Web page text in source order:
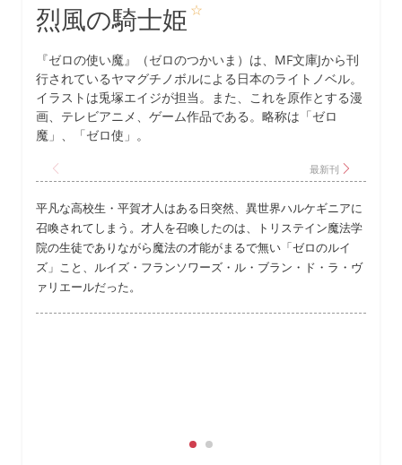
烈風の騎士姫 ☆
『ゼロの使い魔』（ゼロのつかいま）は、MF文庫Jから刊
行されているヤマグチノボルによる日本のライトノベル。
イラストは兎塚エイジが担当。また、これを原作とする漫
画、テレビアニメ、ゲーム作品である。略称は「ゼロ
魔」、「ゼロ使」。
平凡な高校生・平賀才人はある日突然、異世界ハルケギニアに
召喚されてしまう。才人を召喚したのは、トリステイン魔法学
院の生徒でありながら魔法の才能がまるで無い「ゼロのルイ
ズ」こと、ルイズ・フランソワーズ・ル・ブラン・ド・ラ・ヴ
ァリエールだった。